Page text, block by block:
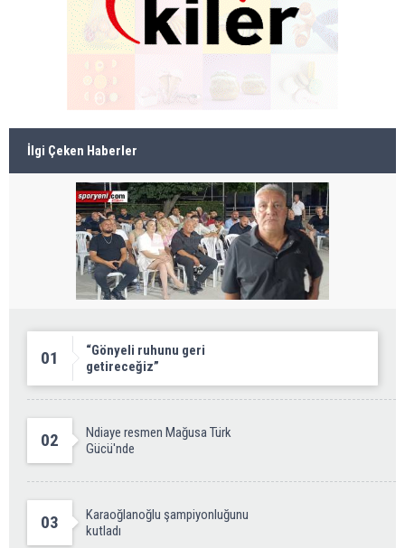
İlgi Çeken Haberler
01
“Gönyeli ruhunu geri
getireceğiz”
02
Ndiaye resmen Mağusa Türk
Gücü'nde
03
Karaoğlanoğlu şampiyonluğunu
kutladı